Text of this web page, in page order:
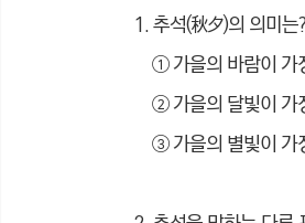
1. 추석(秋夕)의 의미는?
① 가을의 바람이 가
② 가을의 달빛이 가
③ 가을의 별빛이 가